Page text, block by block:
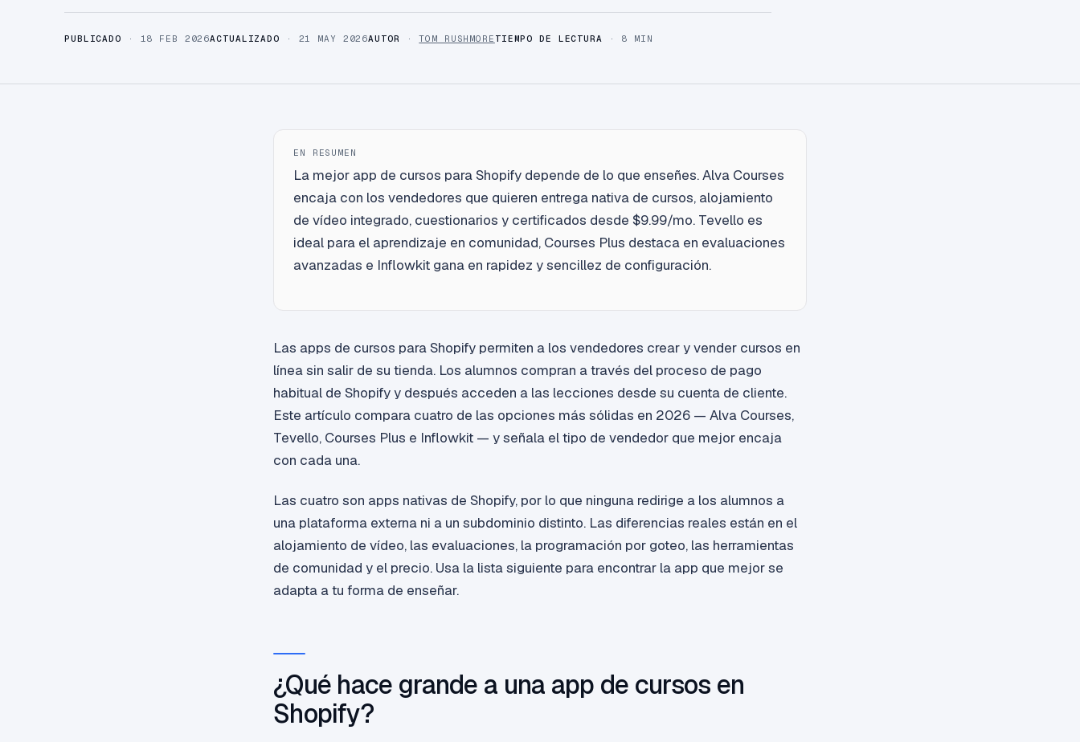
PUBLICADO · 18 FEB 2026ACTUALIZADO · 21 MAY 2026AUTOR ·TOM RUSHMORE TIEMPO DE LECTURA · 8 MIN
EN RESUMEN
La mejor app de cursos para Shopify depende de lo que enseñes. Alva Courses
encaja con los vendedores que quieren entrega nativa de cursos, alojamiento
de vídeo integrado, cuestionarios y certificados desde $9.99/mo. Tevello es
ideal para el aprendizaje en comunidad, Courses Plus destaca en evaluaciones
avanzadas e Inflowkit gana en rapidez y sencillez de configuración.
Las apps de cursos para Shopify permiten a los vendedores crear y vender cursos en
línea sin salir de su tienda. Los alumnos compran a través del proceso de pago
habitual de Shopify y después acceden a las lecciones desde su cuenta de cliente.
Este artículo compara cuatro de las opciones más sólidas en 2026 — Alva Courses,
Tevello, Courses Plus e Inflowkit — y señala el tipo de vendedor que mejor encaja
con cada una.
Las cuatro son apps nativas de Shopify, por lo que ninguna redirige a los alumnos a
una plataforma externa ni a un subdominio distinto. Las diferencias reales están en el
alojamiento de vídeo, las evaluaciones, la programación por goteo, las herramientas
de comunidad y el precio. Usa la lista siguiente para encontrar la app que mejor se
adapta a tu forma de enseñar.
¿Qué hace grande a una app de cursos en
Shopify?